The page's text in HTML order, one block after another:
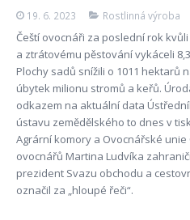
19. 6. 2023 Rostlinná výroba
Čeští ovocnáři za poslední rok
a ztrátovému pěstování vykáceli
Plochy sadů snížili o 1011 hektarů
úbytek milionu stromů a keřů.
odkazem na aktuální data
ústavu zemědělského to dnes v
Agrární komory a Ovocnářské unie
ovocnářů Martina Ludvíka
prezident Svazu obchodu a
označil za „hloupé řeči“.